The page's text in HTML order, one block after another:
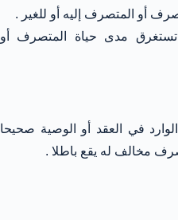
أو المتصرف إليه أو للغير .
تستغرق مدى حياة المتصرف أو
في العقد أو الوصية صحيحا
مخالف له يقع باطلا .